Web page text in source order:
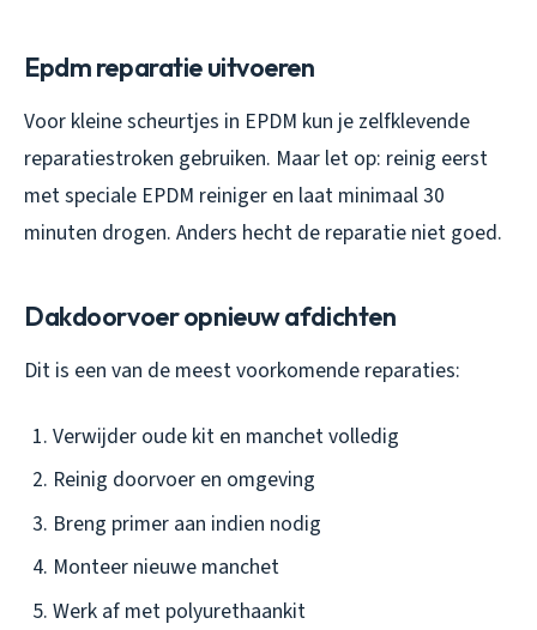
Epdm reparatie uitvoeren
Voor kleine scheurtjes in EPDM kun je zelfklevende
reparatiestroken gebruiken. Maar let op: reinig eerst
met speciale EPDM reiniger en laat minimaal 30
minuten drogen. Anders hecht de reparatie niet goed.
Dakdoorvoer opnieuw afdichten
Dit is een van de meest voorkomende reparaties:
Verwijder oude kit en manchet volledig
Reinig doorvoer en omgeving
Breng primer aan indien nodig
Monteer nieuwe manchet
Werk af met polyurethaankit